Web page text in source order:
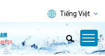
Tiếng Việt